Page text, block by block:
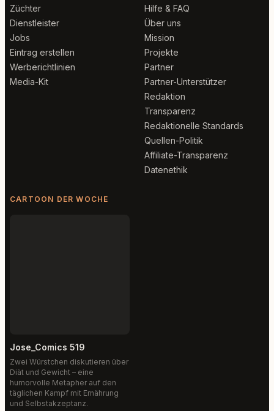
Züchter
Dienstleister
Jobs
Eintrag erstellen
Werberichtlinien
Media-Kit
Hilfe & FAQ
Über uns
Mission
Projekte
Partner
Partner-Unterstützer
Redaktion
Transparenz
Redaktionelle Standards
Quellen-Politik
Affiliate-Transparenz
Datenethik
CARTOON DER WOCHE
Jose_Comics 519
Zwei Würstchen diskutieren über
Diät und Gewicht – eine
humorvolle Metapher auf den
täglichen Kampf mit Ernährung
und Selbstakzeptanz.